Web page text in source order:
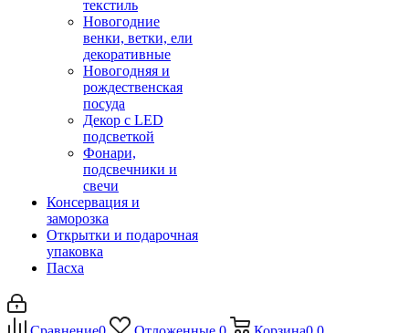
текстиль
Новогодние
венки, ветки, ели
декоративные
Новогодняя и
рождественская
посуда
Декор с LED
подсветкой
Фонари,
подсвечники и
свечи
Консервация и
заморозка
Открытки и подарочная
упаковка
Пасха